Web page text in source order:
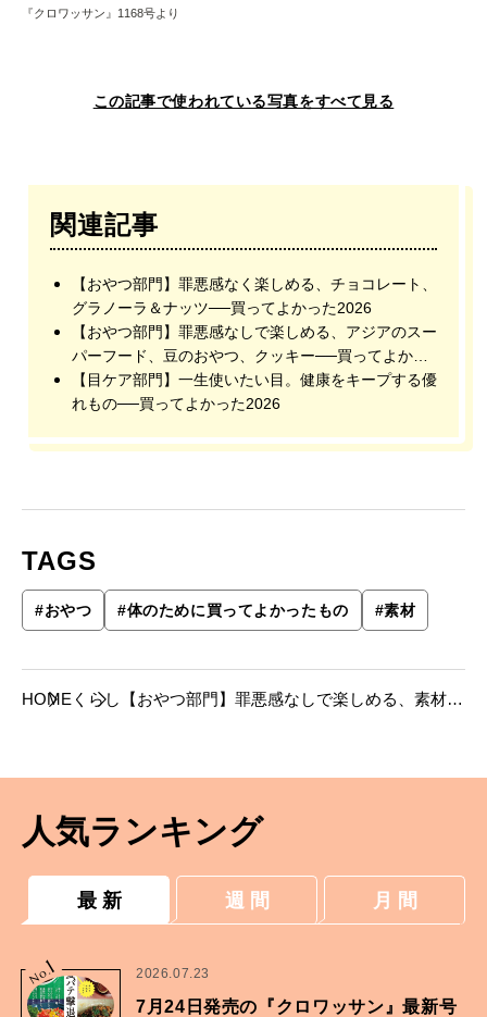
『クロワッサン』1168号より
この記事で使われている写真をすべて見る
関連記事
【おやつ部門】罪悪感なく楽しめる、チョコレート、
グラノーラ＆ナッツ──買ってよかった2026
【おやつ部門】罪悪感なしで楽しめる、アジアのスー
パーフード、豆のおやつ、クッキー──買ってよかっ
た2026
【目ケア部門】一生使いたい目。健康をキープする優
れもの──買ってよかった2026
TAGS
#おやつ #体のために買ってよかったもの #素材
HOME くらし
【おやつ部門】罪悪感なしで楽しめる、素材そ
人気ランキング
最 新 週 間 月 間
No.
1 2026.07.23
7月24日発売の『クロワッサン』最新号